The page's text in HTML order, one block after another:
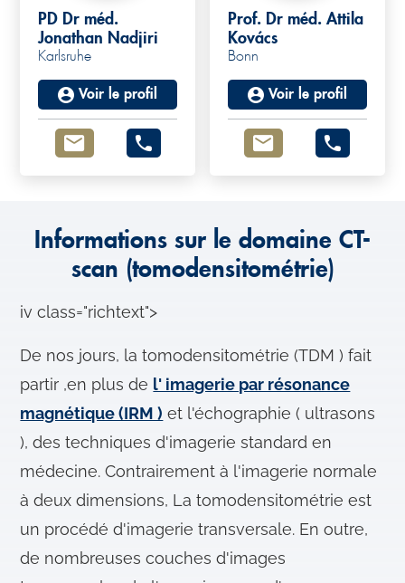
PD Dr méd.
Jonathan Nadjiri
Karlsruhe
Voir le profil
Prof. Dr méd. Attila
Kovács
Bonn
Voir le profil
Informations sur le domaine CT-
scan (tomodensitométrie)
iv class="richtext">
De nos jours, la tomodensitométrie (TDM ) fait
partir ,en plus de l' imagerie par résonance
magnétique (IRM ) et l'échographie ( ultrasons
), des techniques d'imagerie standard en
médecine. Contrairement à l'imagerie normale
à deux dimensions, La tomodensitométrie est
un procédé d'imagerie transversale. En outre,
de nombreuses couches d'images